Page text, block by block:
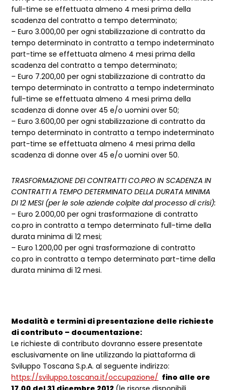
full-time se effettuata almeno 4 mesi prima della
scadenza del contratto a tempo determinato;
– Euro 3.000,00 per ogni stabilizzazione di contratto da
tempo determinato in contratto a tempo indeterminato
part-time se effettuata almeno 4 mesi prima della
scadenza del contratto a tempo determinato;
– Euro 7.200,00 per ogni stabilizzazione di contratto da
tempo determinato in contratto a tempo indeterminato
full-time se effettuata almeno 4 mesi prima della
scadenza di donne over 45 e/o uomini over 50;
– Euro 3.600,00 per ogni stabilizzazione di contratto da
tempo determinato in contratto a tempo indeterminato
part-time se effettuata almeno 4 mesi prima della
scadenza di donne over 45 e/o uomini over 50.
TRASFORMAZIONE DEI CONTRATTI CO.PRO IN SCADENZA IN
CONTRATTI A TEMPO DETERMINATO DELLA DURATA MINIMA
DI 12 MESI (per le sole aziende colpite dal processo di crisi):
– Euro 2.000,00 per ogni trasformazione di contratto
co.pro in contratto a tempo determinato full-time della
durata minima di 12 mesi;
– Euro 1.200,00 per ogni trasformazione di contratto
co.pro in contratto a tempo determinato part-time della
durata minima di 12 mesi.
Modalità e termini di presentazione delle richieste
di contributo – documentazione:
Le richieste di contributo dovranno essere presentate
esclusivamente on line utilizzando la piattaforma di
Sviluppo Toscana S.p.A. al seguente indirizzo:
https://sviluppo.toscana.it/occupazione/ fino alle ore